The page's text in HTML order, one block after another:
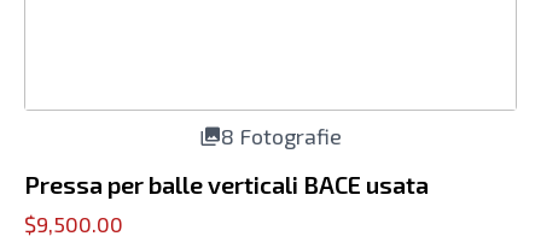
8 Fotografie
Pressa per balle verticali BACE usata
$9,500.00